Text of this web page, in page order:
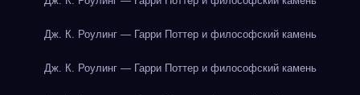
Дж. К. Роулинг — Гарри Поттер и философский камень
Дж. К. Роулинг — Гарри Поттер и философский камень